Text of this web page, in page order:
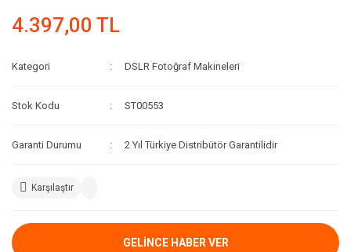
4.397,00 TL
Kategori DSLR Fotoğraf Makineleri
Stok Kodu ST00553
Garanti Durumu 2 Yıl Türkiye Distribütör Garantilidir
Karşılaştır
GELİNCE HABER VER